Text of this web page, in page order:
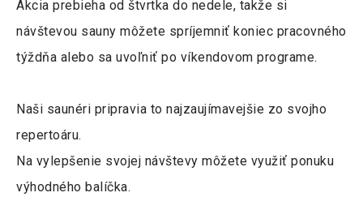
Akcia prebieha od štvrtka do nedele, takže si
návštevou sauny môžete spríjemniť koniec pracovného
týždňa alebo sa uvoľniť po víkendovom programe.
Naši saunéri pripravia to najzaujímavejšie zo svojho
repertoáru.
Na vylepšenie svojej návštevy môžete využiť ponuku
výhodného balíčka.